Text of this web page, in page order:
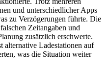
und unterschiedlicher Apps
zu Verzögerungen führte. Die
Zeitangaben und
zusätzlich erschwerte.
alternative Ladestationen auf
was die Situation weiter